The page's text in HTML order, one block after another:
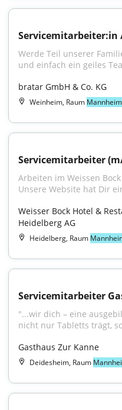
Servicemitarbeiter:in
Werde Teil unserer
und einfach ein geiles
bratar GmbH & Co. KG
Weinheim, Raum Mannheim
Servicemitarbeiter
Arbeiten im Weissen
Unsere Website hat Dir
Weisser Bock Hotel &
Heidelberg AG
Heidelberg, Raum
Servicemitarbeiter
"...wir dich – eine
nicht nur Tabletts trägt,
Gasthaus Zur Kanne
Deidesheim, Raum